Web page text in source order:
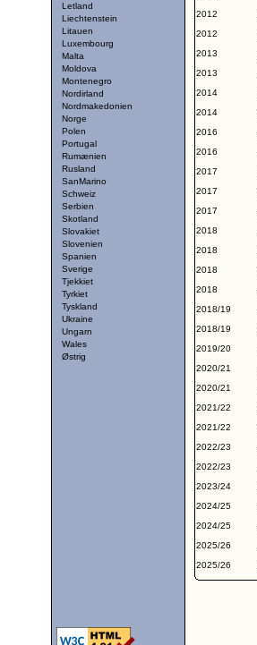
Letland
Liechtenstein
Litauen
Luxembourg
Malta
Moldova
Montenegro
Nordirland
Nordmakedonien
Norge
Polen
Portugal
Rumænien
Rusland
SanMarino
Schweiz
Serbien
Skotland
Slovakiet
Slovenien
Spanien
Sverige
Tjekkiet
Tyrkiet
Tyskland
Ukraine
Ungarn
Wales
Østrig
2012
2012
2013
2013
2014
2014
2016
2016
2017
2017
2017
2018
2018
2018
2018
2018/19
2018/19
2019/20
2020/21
2020/21
2021/22
2021/22
2022/23
2022/23
2023/24
2024/25
2024/25
2025/26
2025/26